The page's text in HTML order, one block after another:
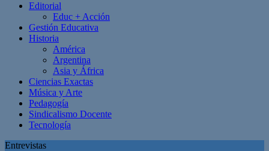
Editorial
Educ + Acción
Gestión Educativa
Historia
América
Argentina
Asia y África
Ciencias Exactas
Música y Arte
Pedagogía
Sindicalismo Docente
Tecnología
Entrevistas